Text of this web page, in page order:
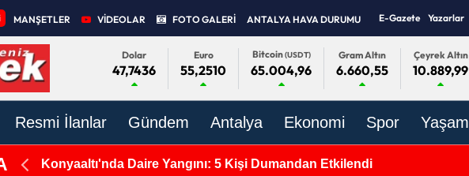
MANŞETLER VİDEOLAR FOTO GALERİ ANTALYA HAVA DURUMU E-Gazete Yazarlar
Dolar
47,7436
Euro
55,2510
Bitcoin(USDT)
65.004,96
Gram Altın
6.660,55
Çeyrek Altın
10.889,99
Resmi İlanlar Gündem Antalya Ekonomi Spor Yaşam
Konyaaltı'nda Daire Yangını: 5 Kişi Dumandan Etkilendi